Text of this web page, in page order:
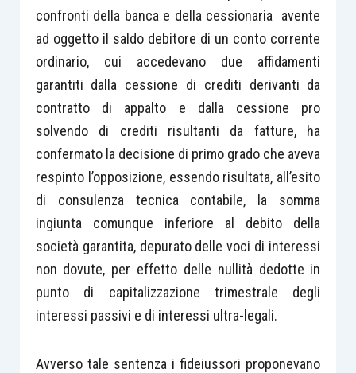
confronti della banca e della cessionaria avente
ad oggetto il saldo debitore di un conto corrente
ordinario, cui accedevano due affidamenti
garantiti dalla cessione di crediti derivanti da
contratto di appalto e dalla cessione pro
solvendo di crediti risultanti da fatture, ha
confermato la decisione di primo grado che aveva
respinto l’opposizione, essendo risultata, all’esito
di consulenza tecnica contabile, la somma
ingiunta comunque inferiore al debito della
società garantita, depurato delle voci di interessi
non dovute, per effetto delle nullità dedotte in
punto di capitalizzazione trimestrale degli
interessi passivi e di interessi ultra-legali.
Avverso tale sentenza i fideiussori proponevano